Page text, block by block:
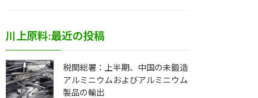
川上原料:最近の投稿
税関総署：上半期、中国の未鍛造
アルミニウムおよびアルミニウム
製品の輸出